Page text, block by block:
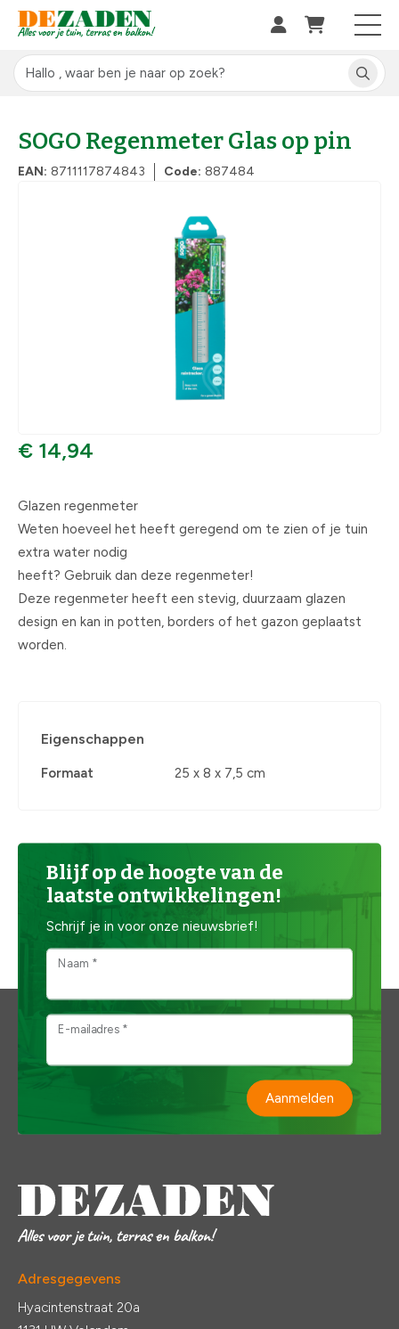
SOGO Regenmeter Glas op pin
EAN: 8711117874843 Code: 887484
€ 14,94
Glazen regenmeter
Weten hoeveel het heeft geregend om te zien of je tuin
extra water nodig
heeft? Gebruik dan deze regenmeter!
Deze regenmeter heeft een stevig, duurzaam glazen
design en kan in potten, borders of het gazon geplaatst
worden.
Eigenschappen
Formaat 25 x 8 x 7,5 cm
Blijf op de hoogte van de
laatste ontwikkelingen!
Schrijf je in voor onze nieuwsbrief!
Naam *
E-mailadres *
Aanmelden
Adresgegevens
Hyacintenstraat 20a